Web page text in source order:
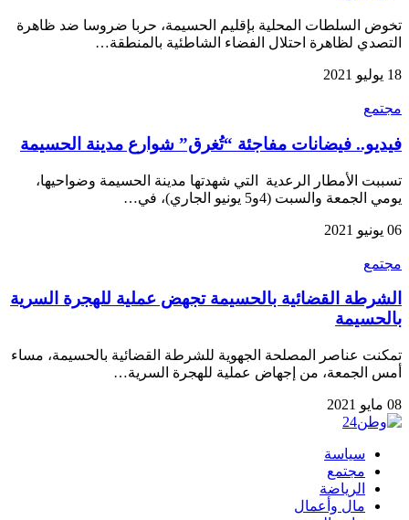
تخوض السلطات المحلية بإقليم الحسيمة، حربا ضروسا ضد ظاهرة
التصدي لظاهرة احتلال الفضاء الشاطئية بالمنطقة…
18 يوليو 2021
مجتمع
فيديو.. فيضانات مفاجئة “تُغرق” شوارع مدينة الحسيمة
تسببت الأمطار الرعدية التي شهدتها مدينة الحسيمة وضواحيها،
يومي الجمعة والسبت (4و5 يونيو الجاري)، في…
06 يونيو 2021
مجتمع
الشرطة القضائية بالحسيمة تجهض عملية للهجرة السرية
بالحسيمة
تمكنت عناصر المصلحة الجهوية للشرطة القضائية بالحسيمة، مساء
أمس الجمعة، من إجهاض عملية للهجرة السرية…
08 مايو 2021
سياسة
مجتمع
الرياضة
مال وأعمال